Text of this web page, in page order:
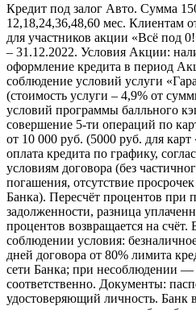
Кредит под залог Авто. Сумма
12,18,24,36,48,60 мес. Клиентам
для участников акции «Всё под
– 31.12.2022. Условия Акции:
оформление кредита в период
соблюдение условий услуги
(стоимость услуги – 4,9% от
условий программы балльного
совершение 5-ти операций по
от 10 000 руб. (5000 руб. для
оплата кредита по графику,
условиям договора (без
погашения, отсутствие
Банка). Пересчёт процентов при
задолженности, разница
процентов возвращается на
соблюдении условия:
дней договора от 80% лимита
сети Банка; при несоблюдении —
соответственно. Документы:
удостоверяющий личность. Банк